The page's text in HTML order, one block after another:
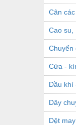
Cân
Cao su,
Chuyển
Cửa -
Dầu khí
Dây
Dệt